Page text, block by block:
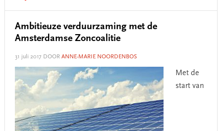
Ambitieuze verduurzaming met de
Amsterdamse Zoncoalitie
31 juli 2017 DOOR ANNE-MARIE NOORDENBOS
Met de
start van